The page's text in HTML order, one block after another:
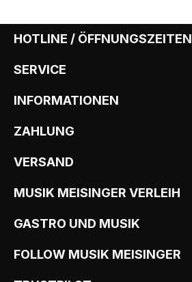
HOTLINE / ÖFFNUNGSZEITEN
SERVICE
INFORMATIONEN
ZAHLUNG
VERSAND
MUSIK MEISINGER VERLEIH
GASTRO UND MUSIK
FOLLOW MUSIK MEISINGER